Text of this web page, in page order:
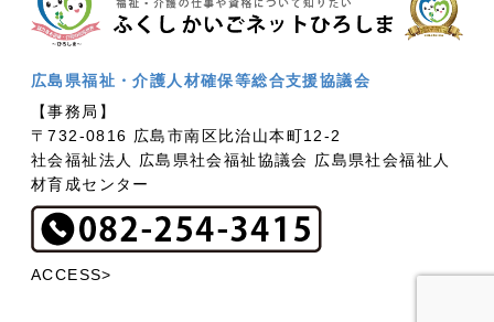
広島県福祉・介護人材確保等総合支援協議会
【事務局】
〒732-0816 広島市南区比治山本町12-2
社会福祉法人 広島県社会福祉協議会 広島県社会福祉人
材育成センター
ACCESS>